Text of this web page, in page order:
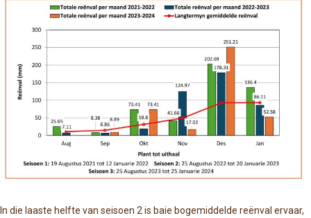
In die laaste helfte van seisoen 2 is baie bogemiddelde reënval ervaar,